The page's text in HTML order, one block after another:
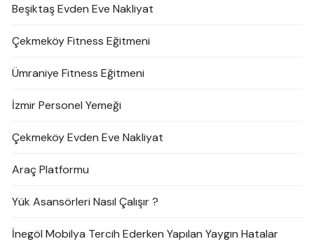
Beşiktaş Evden Eve Nakliyat
Çekmeköy Fitness Eğitmeni
Ümraniye Fitness Eğitmeni
İzmir Personel Yemeği
Çekmeköy Evden Eve Nakliyat
Araç Platformu
Yük Asansörleri Nasıl Çalışır ?
İnegöl Mobilya Tercih Ederken Yapılan Yaygın Hatalar